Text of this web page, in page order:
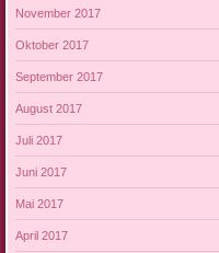
November 2017
Oktober 2017
September 2017
August 2017
Juli 2017
Juni 2017
Mai 2017
April 2017